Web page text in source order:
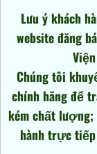
Lưu ý khách
website đăng
Chúng tôi
chính hãng để
kém chất
hành trực tiếp